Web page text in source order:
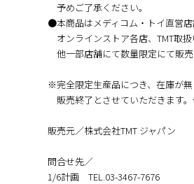
予めご了承ください。
●本商品はメディコム・トイ直営
オンラインストア各店、TMT取
他一部店舗にて数量限定にて販売
※完全限定生産品につき、在庫が無
販売終了とさせていただきます。
販売元／株式会社TMT ジャパン
問合せ先／
1/6計画 TEL.03-3467-7676